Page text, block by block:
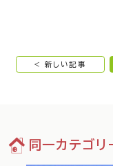
< 新しい記事
同一カテゴリ